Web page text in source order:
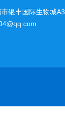
银丰国际生物城A3